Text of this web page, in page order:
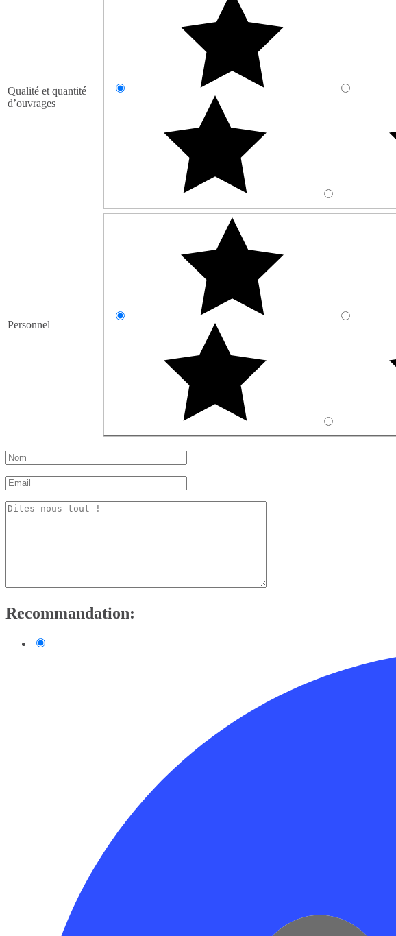
Qualité et quantité
d’ouvrages
Personnel
Recommandation: